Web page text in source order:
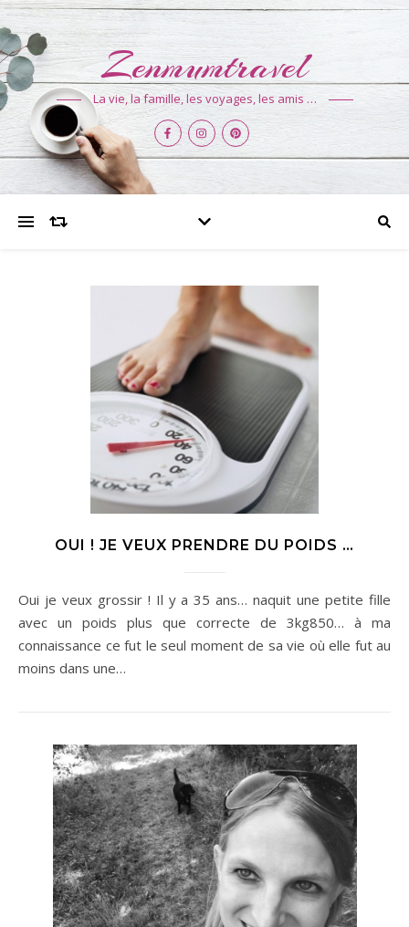
Zenmumtravel
La vie, la famille, les voyages, les amis …
OUI ! JE VEUX PRENDRE DU POIDS …
Oui je veux grossir ! Il y a 35 ans… naquit une petite fille
avec un poids plus que correcte de 3kg850… à ma
connaissance ce fut le seul moment de sa vie où elle fut au
moins dans une…